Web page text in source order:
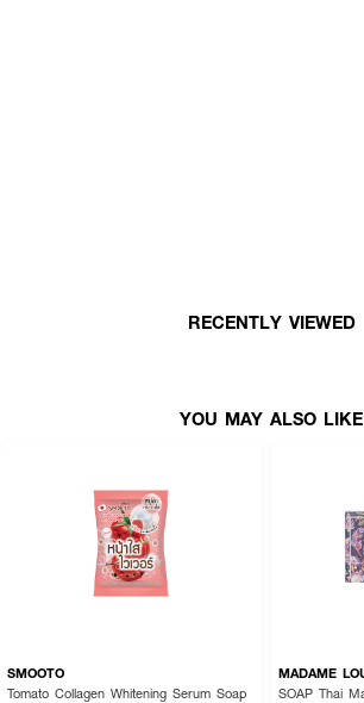
RECENTLY VIEWED
YOU MAY ALSO LIKE
SMOOTO
Tomato Collagen Whitening Serum Soap
MADAME
SOAP Thai